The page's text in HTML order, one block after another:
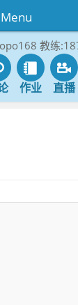
教练
作业 直播